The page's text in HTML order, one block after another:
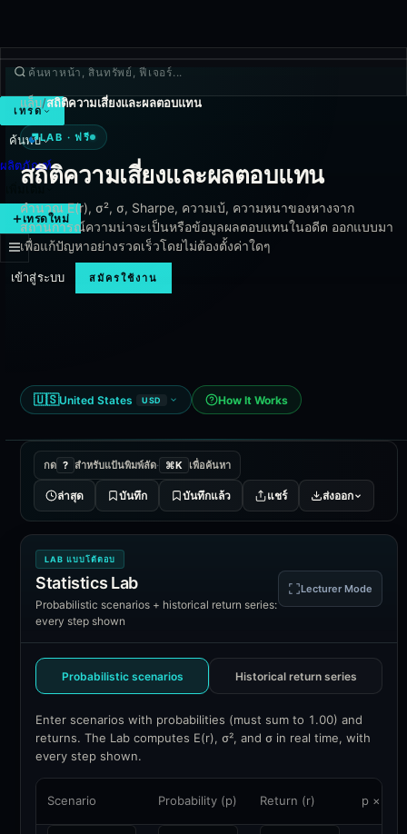
เทรด
ค้นพบ
ผลิตภัณฑ์
เพิ่มเติม
เทรดใหม่
เข้าสู่ระบบ สมัครใช้งาน
แล็บ/สถิติความเสี่ยงและผลตอบแทน
LAB · ฟรี Lab · ฟรี
สถิติความเสี่ยงและผลตอบแทน
คำนวณ E(r), σ², σ, Sharpe, ความเบ้, ความหนาของหางจาก
สถานการณ์ความน่าจะเป็นหรือข้อมูลผลตอบแทนในอดีต ออกแบบมา
เพื่อแก้ปัญหาอย่างรวดเร็วโดยไม่ต้องตั้งค่าใดๆ
🇺🇸United States USD How It Works
กด ? สำหรับแป้นพิมพ์ลัด· ⌘K เพื่อค้นหา
ล่าสุด บันทึก บันทึกแล้ว แชร์ ส่งออก
LAB แบบโต้ตอบ
Statistics Lab
Probabilistic scenarios + historical return series:
every step shown
Lecturer Mode
Probabilistic scenarios Historical return series
Enter scenarios with probabilities (must sum to 1.00) and
returns. The Lab computes E(r), σ², and σ in real time, with
every step shown.
Scenario Probability (p) Return (r) p × r